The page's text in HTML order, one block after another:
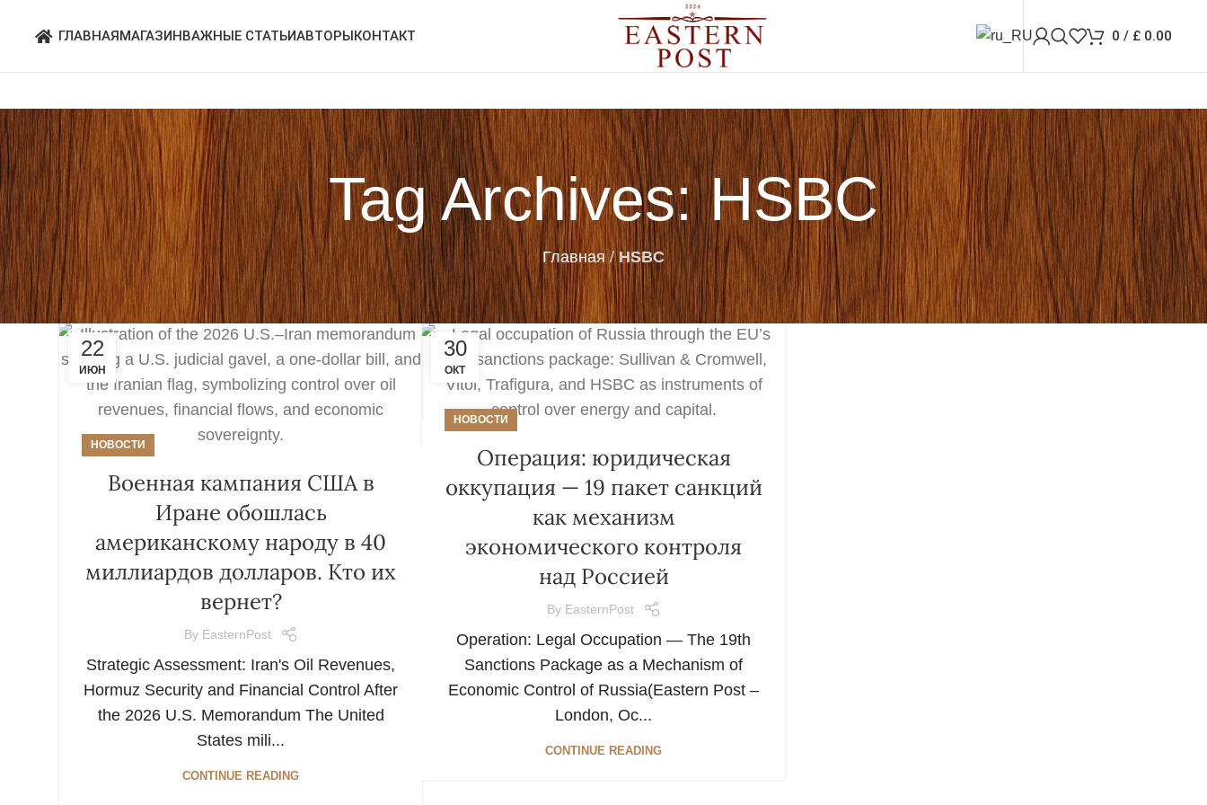
ГЛАВНАЯМАГАЗИНВАЖНЫЕ СТАТЬИАВТОРЫКОНТАКТ 0/ £ 0.00
Tag Archives: HSBC
Главная/HSBC
22
ИЮН
НОВОСТИ
Военная кампания США в
Иране обошлась
американскому народу в 40
миллиардов долларов. Кто их
вернет?
By EasternPost
Strategic Assessment: Iran's Oil Revenues,
Hormuz Security and Financial Control After
the 2026 U.S. Memorandum The United
States mili...
CONTINUE READING
30
ОКТ
НОВОСТИ
Операция: юридическая
оккупация — 19 пакет санкций
как механизм
экономического контроля
над Россией
By EasternPost
Operation: Legal Occupation — The 19th
Sanctions Package as a Mechanism of
Economic Control of Russia(Eastern Post –
London, Oc...
CONTINUE READING